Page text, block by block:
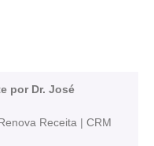
por Dr. José
Receita | CRM